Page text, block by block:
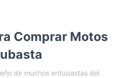
Comprar Motos
de muchos entusiastas del